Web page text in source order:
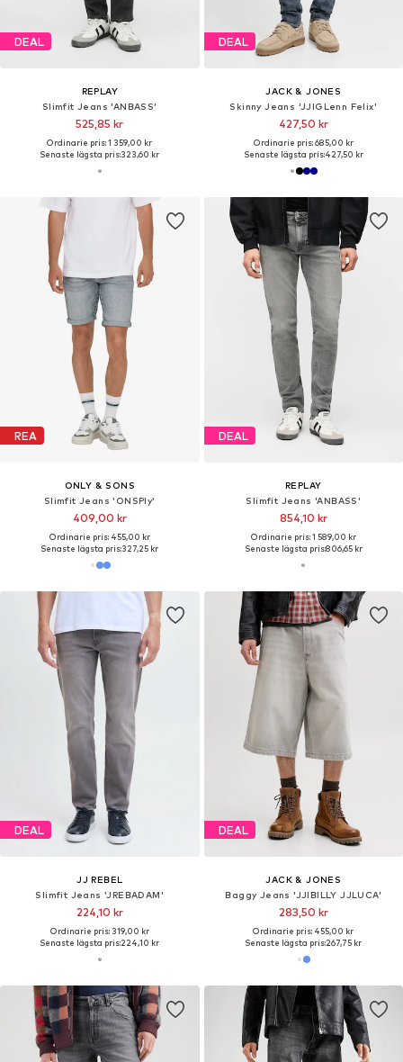
DEAL
REPLAY
Slimfit Jeans 'ANBASS'
525,85 kr
Ordinarie pris: 1 359,00 kr
Senaste lägsta pris:323,60 kr
DEAL
JACK & JONES
Skinny Jeans 'JJIGLenn Felix'
427,50 kr
Ordinarie pris: 685,00 kr
Senaste lägsta pris:427,50 kr
REA
ONLY & SONS
Slimfit Jeans 'ONSPly'
409,00 kr
Ordinarie pris: 455,00 kr
Senaste lägsta pris:327,25 kr
DEAL
REPLAY
Slimfit Jeans 'ANBASS'
854,10 kr
Ordinarie pris: 1 589,00 kr
Senaste lägsta pris:806,65 kr
DEAL
JJ REBEL
Slimfit Jeans 'JREBADAM'
224,10 kr
Ordinarie pris: 319,00 kr
Senaste lägsta pris:224,10 kr
DEAL
JACK & JONES
Baggy Jeans 'JJIBILLY JJLUCA'
283,50 kr
Ordinarie pris: 455,00 kr
Senaste lägsta pris:267,75 kr
UPPTÄCK TRENDER OCH DE BÄSTA VARUMÄRKENA
Inspiration för Jeans